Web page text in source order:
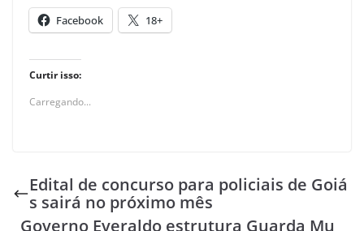
Facebook 18+
Curtir isso:
Carregando...
Edital de concurso para policiais de Goiá
s sairá no próximo mês
Governo Everaldo estrutura Guarda Mu